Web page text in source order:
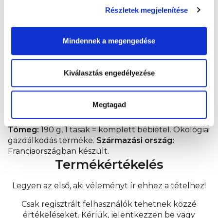
Részletek megjelenítése
Mindennek a megengedése
Kiválasztás engedélyezése
Megtagad
(módosítsa a melegítési időt). Keverje össze,
egészsége érdekében kövesse az elkészítési és
tárolási utasításokat.
Különleges táplálkozási célú élelmiszer.
Beszállító:Health Academy s. r. o., Zbraslavská
23 rue Balzac - 75406, Paris Cedex.
Tömeg: 190 g, 1 tasak = komplett bébiétel. Ökológiai
gazdálkodás terméke. Származási ország:
Franciaországban készült.
Termékértékelés
Legyen az első, aki véleményt ír ehhez a tételhez!
Csak regisztrált felhasználók tehetnek közzé
értékeléseket. Kérjük, jelentkezzen be vagy